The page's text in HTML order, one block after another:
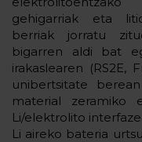
gehigarriak eta
berriak jorratu
bigarren aldi bat
irakaslearen (RS2E,
unibertsitate
material zeramiko
Li/elektrolito
Li aireko bateria